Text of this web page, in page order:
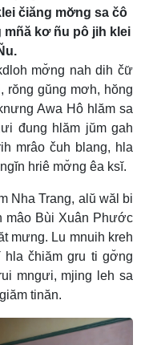
čiăng mơ̆ng sa čô
mñă kơ ñu pô jih klei
mơ̆ng nah dih čư̆
rŏng gŭng mơh, hŏng
Awa Hô hlăm sa
đung hlăm jŭm gah
mrâo čuh blang, hla
hriê mơ̆ng êa ksĭ.
Nha Trang, alŭ wăl bi
Bùi Xuân Phước
mưng. Lu mnuih kreh
hla čhiăm gru ti gơ̆ng
mngưi, mjing leh sa
tinăn.